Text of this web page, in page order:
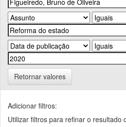
Retornar valores
Adicionar filtros:
Utilizar filtros para refinar o resultado